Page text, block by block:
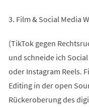
3. Film & Social Media
(TikTok gegen
und schneide ich
oder Instagram Reels.
Editing in der open
Rückeroberung des